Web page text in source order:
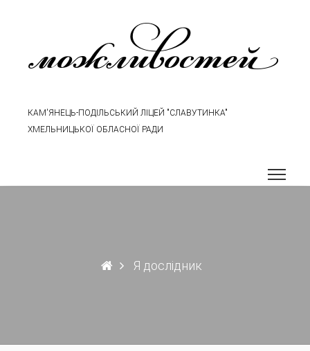
можливостей
КАМ'ЯНЕЦЬ-ПОДІЛЬСЬКИЙ ЛІЦЕЙ "СЛАВУТИНКА"
ХМЕЛЬНИЦЬКОЇ ОБЛАСНОЇ РАДИ
Я дослідник